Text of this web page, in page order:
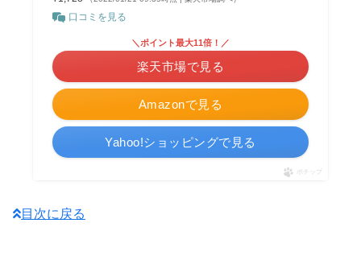
口コミを見る
Amazonで見る
＼ポイント最大11倍！／
楽天市場で見る
Yahoo!ショッピングで見る
ポチップ
目次に戻る